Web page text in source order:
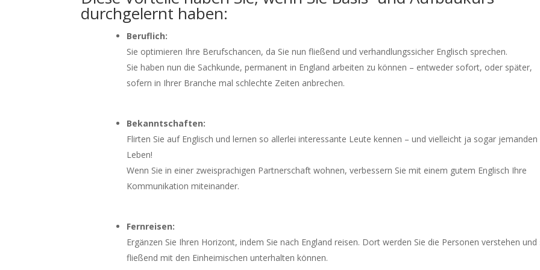
durchgelernt haben:
Beruflich:
Sie optimieren Ihre Berufschancen, da Sie nun fließend und verhandlungssicher Englisch sprechen.
Sie haben nun die Sachkunde, permanent in England arbeiten zu können – entweder sofort, oder später,
sofern in Ihrer Branche mal schlechte Zeiten anbrechen.
Bekanntschaften:
Flirten Sie auf Englisch und lernen so allerlei interessante Leute kennen – und vielleicht ja sogar
Leben!
Wenn Sie in einer zweisprachigen Partnerschaft wohnen, verbessern Sie mit einem gutem Englisch Ihre
Kommunikation miteinander.
Fernreisen:
Ergänzen Sie Ihren Horizont, indem Sie nach England reisen. Dort werden Sie die Personen verstehen und
fließend mit den Einheimischen unterhalten können.